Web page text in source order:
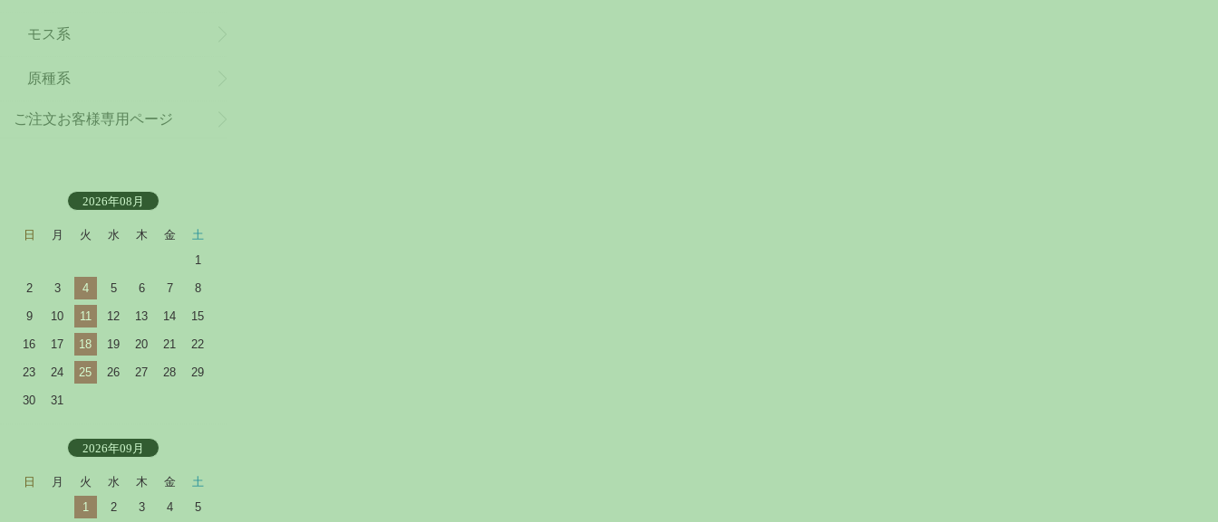
モス系
原種系
ご注文お客様専用ページ
2026年08月
日 月 火 水 木 金
土
1
2 3 4 5 6 7 8
9 10 11 12 13 14 15
16 17 18 19 20 21 22
23 24 25 26 27 28 29
30 31
2026年09月
日 月 火 水 木 金
土
1
2 3 4 5